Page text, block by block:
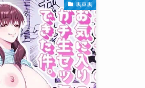
馬車馬